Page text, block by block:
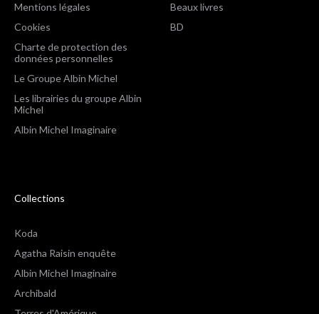
Mentions légales
Cookies
Charte de protection des
données personnelles
Le Groupe Albin Michel
Les librairies du groupe Albin
Michel
Albin Michel Imaginaire
Beaux livres
BD
Collections
Koda
Agatha Raisin enquête
Albin Michel Imaginaire
Archibald